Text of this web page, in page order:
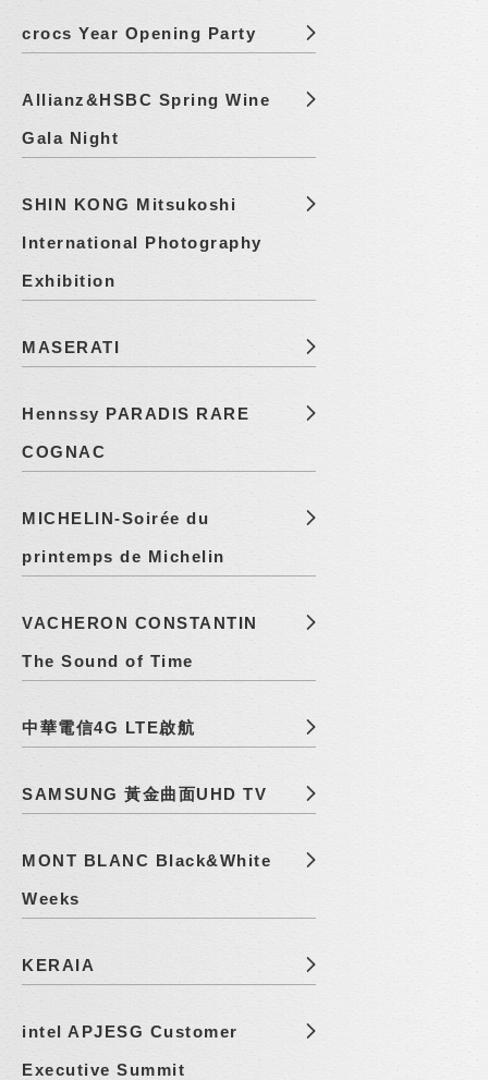
crocs Year Opening Party
Allianz&HSBC Spring Wine
Gala Night
SHIN KONG Mitsukoshi
International Photography
Exhibition
MASERATI
Hennssy PARADIS RARE
COGNAC
MICHELIN-Soirée du
printemps de Michelin
VACHERON CONSTANTIN
The Sound of Time
中華電信4G LTE啟航
SAMSUNG 黃金曲面UHD TV
MONT BLANC Black&White
Weeks
KERAIA
intel APJESG Customer
Executive Summit